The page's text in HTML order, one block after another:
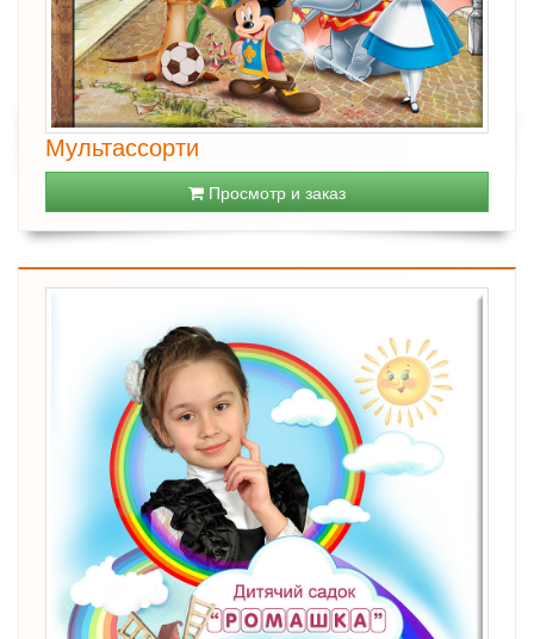
Мультассорти
Просмотр и заказ